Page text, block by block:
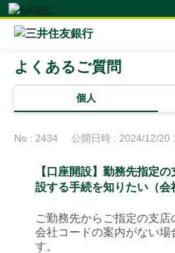
個人
よくあるご質問
No : 2434 公開日時 : 2024/12/20
【口座開設】勤務先指定
設する手続を知りたい（会
ご勤務先からご指定の支店
会社コードの案内がない
す。